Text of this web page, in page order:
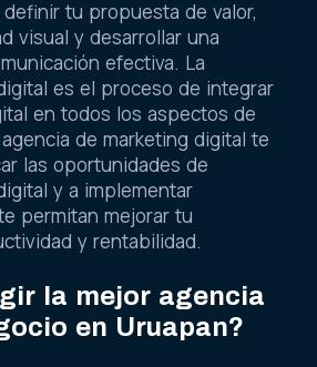
tu propuesta de valor,
visual y desarrollar una
efectiva. La
es el proceso de integrar
en todos los aspectos de
de marketing digital te
las oportunidades de
y a implementar
permitan mejorar tu
y rentabilidad.
la mejor agencia
en Uruapan?